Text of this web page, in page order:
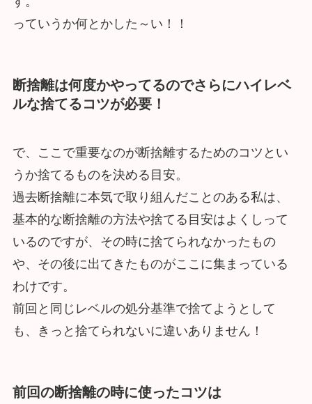
っていうか何とかした～い！！
断捨離は何度かやってるのでさらにハイレベ
ルな捨てるコツが必要！
で、ここで重要なのが断捨離するためのコツとい
うか捨てるものを決める目安。
過去断捨離に本気で取り組んだことのある私は、
基本的な断捨離の方法や捨てる目安はよくしって
いるのですが、その時に捨てられなかったもの
や、その後に出てきたものがここに集まっている
わけです。
前回と同じレベルの処分基準で捨てようとして
も、きっと捨てられないに違いありません！
前回の断捨離の時に使ったコツは